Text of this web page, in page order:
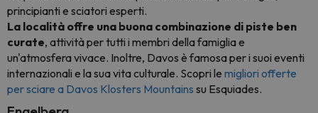
principianti e sciatori esperti.
La località offre una buona combinazione di piste ben
curate, attività per tutti i membri della famiglia e
un'atmosfera vivace. Inoltre, Davos è famosa per i suoi eventi
internazionali e la sua vita culturale. Scopri le migliori offerte
per sciare a Davos Klosters Mountains su Esquiades.